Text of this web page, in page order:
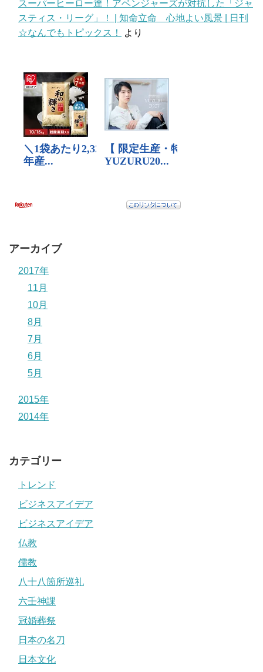
スーパーヒーロー達！アベンジャーズが対抗した「ジャ
スティス・リーグ」！ | 知命立命 心地よい風景 | 日刊
☆なんでもトピックス！
より
アーカイブ
2017年
11月
10月
8月
7月
6月
5月
2015年
2014年
カテゴリー
トレンド
ビジネスアイデア
ビジネスアイデア
仏教
儒教
八十八箇所巡礼
六壬神課
冠婚葬祭
日本の名刀
日本文化